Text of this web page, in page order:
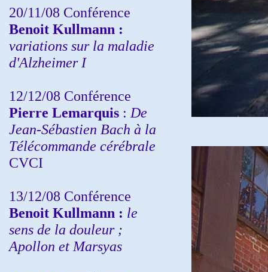
20/11/08 Conférence
Benoit Kullmann :
variations sur la maladie
d'Alzheimer I
12/12/08 Conférence
Pierre Lemarquis : De
Jean-Sébastien Bach à la
Télécommande cérébrale
CVCI
13/12/08 Conférence
Benoit Kullmann : le
sens de la douleur ;
Apollon et Marsyas